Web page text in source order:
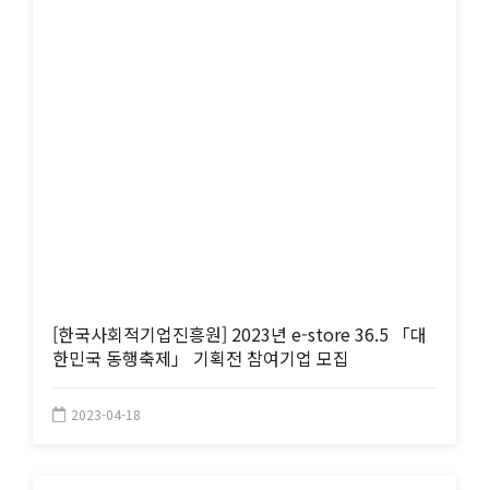
[한국사회적기업진흥원] 2023년 e-store 36.5 「대
한민국 동행축제」 기획전 참여기업 모집
2023-04-18